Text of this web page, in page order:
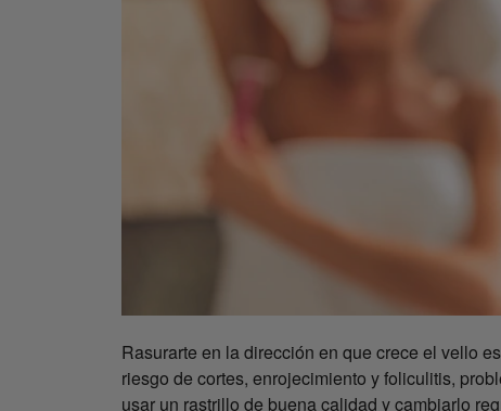
Rasurarte en la dirección en que crece el vello
riesgo de cortes, enrojecimiento y foliculitis,
usar un rastrillo de buena calidad y cambiarlo